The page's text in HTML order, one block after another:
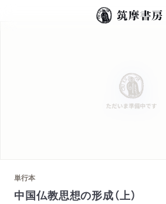
単行本
中国仏教思想の形成（上）